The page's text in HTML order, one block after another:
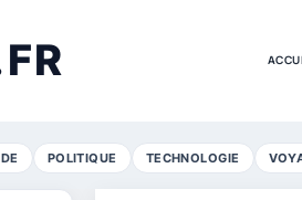
POLITIQUE TECHNOLOGIE